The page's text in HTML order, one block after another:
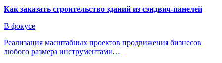
Как заказать строительство зданий из сэндвич-панелей
В фокусе
Реализация масштабных проектов продвижения бизнесов
любого размера инструментами…